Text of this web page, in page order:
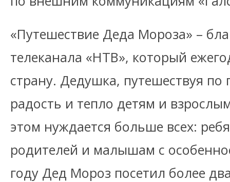
«Путешествие Деда Мороза» –
телеканала «НТВ», который
страну. Дедушка, путешествуя по
радость и тепло детям и
этом нуждается больше всех:
родителей и малышам с
году Дед Мороз посетил более